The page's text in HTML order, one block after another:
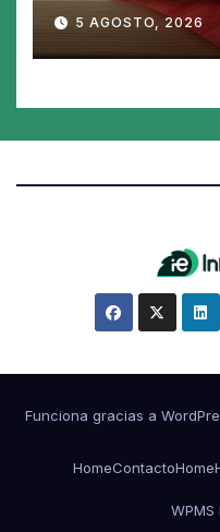
peso sigue
19%
5 AGOSTO, 2026
Funciona gracias a
HomeContactoHome
WPMS